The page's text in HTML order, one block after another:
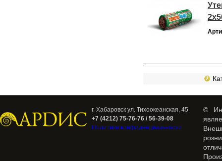
г. Хабаровск ул. Тихоокеанская, 45
+7 (4212) 75-76-76 / 56-39-08
Политика конфиденциальности
©